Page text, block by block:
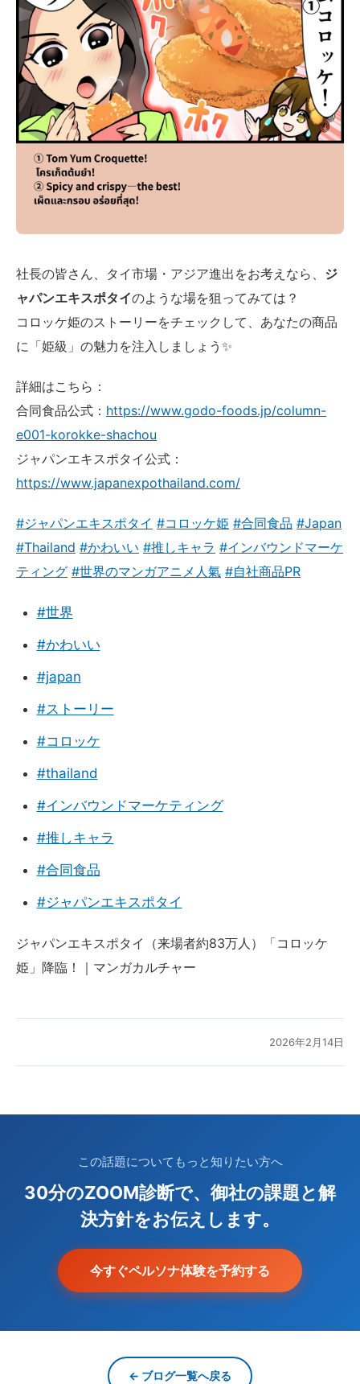
社長の皆さん、タイ市場・アジア進出をお考えなら、 ジ
ャパンエキスポタイのような場を狙ってみては？
コロッケ姫のストーリーをチェックして、あなたの商品
に「姫級」の魅力を注入しましょう✨
詳細はこちら：
合同食品公式： https://www.godo-foods.jp/column-
e001-korokke-shachou
ジャパンエキスポタイ公式：
https://www.japanexpothailand.com/
#ジャパンエキスポタイ #コロッケ姫 #合同食品 #Japan
#Thailand #かわいい #推しキャラ #インバウンドマーケ
ティング #世界のマンガアニメ人氣 #自社商品PR
#世界
#かわいい
#japan
#ストーリー
#コロッケ
#thailand
#インバウンドマーケティング
#推しキャラ
#合同食品
#ジャパンエキスポタイ
ジャパンエキスポタイ（来場者約83万人）「コロッケ
姫」降臨！｜マンガカルチャー
2026年2月14日
この話題についてもっと知りたい方へ
30分のZOOM診断で、御社の課題と解
決方針をお伝えします。
今すぐペルソナ体験を予約する
← ブログ一覧へ戻る